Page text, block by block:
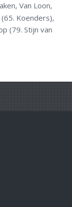
Van Loon,
Koenders),
(79. Stijn van